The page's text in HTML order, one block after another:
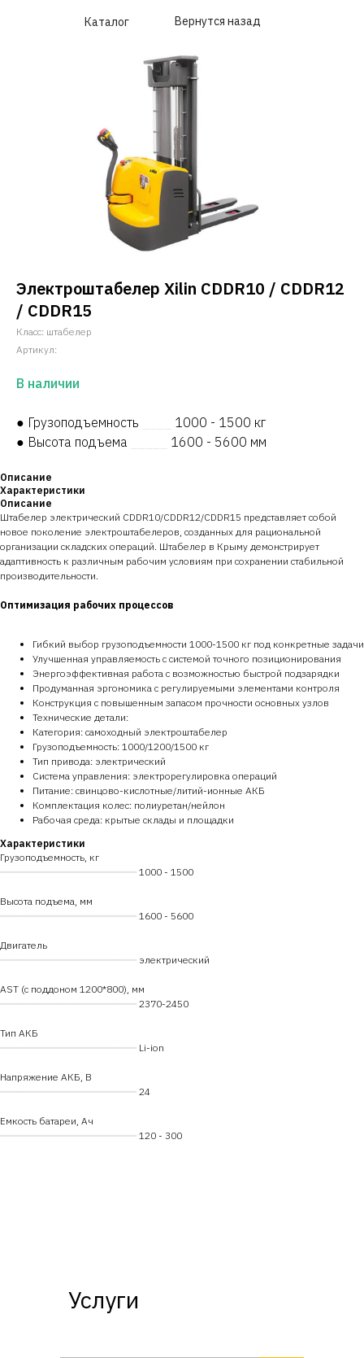
Каталог Вернутся назад
Электроштабелер Xilin CDDR10 / CDDR12
/ CDDR15
Класс: штабелер
Артикул:
В наличии
● Грузоподъемность
1000 - 1500 кг
● Высота подъема
1600 - 5600 мм
Описание
Характеристики
Описание
Штабелер электрический CDDR10/CDDR12/CDDR15 представляет собой
новое поколение электроштабелеров, созданных для рациональной
организации складских операций. Штабелер в Крыму демонстрирует
адаптивность к различным рабочим условиям при сохранении стабильной
производительности.
Оптимизация рабочих процессов
Гибкий выбор грузоподъемности 1000-1500 кг под конкретные задачи
Улучшенная управляемость с системой точного позиционирования
Энергоэффективная работа с возможностью быстрой подзарядки
Продуманная эргономика с регулируемыми элементами контроля
Конструкция с повышенным запасом прочности основных узлов
Технические детали:
Категория: самоходный электроштабелер
Грузоподъемность: 1000/1200/1500 кг
Тип привода: электрический
Система управления: электрорегулировка операций
Питание: свинцово-кислотные/литий-ионные АКБ
Комплектация колес: полиуретан/нейлон
Рабочая среда: крытые склады и площадки
Характеристики
Грузоподъемность, кг
━━━━━━━━━━━━━━━━━━━━━━━━ 1000 - 1500
Высота подъема, мм
━━━━━━━━━━━━━━━━━━━━━━━━ 1600 - 5600
Двигатель
━━━━━━━━━━━━━━━━━━━━━━━━ электрический
AST (с поддоном 1200*800), мм
━━━━━━━━━━━━━━━━━━━━━━━━ 2370-2450
Тип АКБ
━━━━━━━━━━━━━━━━━━━━━━━━ Li-ion
Напряжение АКБ, В
━━━━━━━━━━━━━━━━━━━━━━━━ 24
Емкость батареи, Ач
━━━━━━━━━━━━━━━━━━━━━━━━ 120 - 300
Услуги